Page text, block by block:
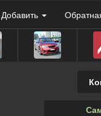
Добавить